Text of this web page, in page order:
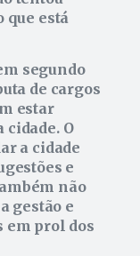
que está
segundo
de cargos
estar
cidade. O
a cidade
e
não
gestão e
em prol dos